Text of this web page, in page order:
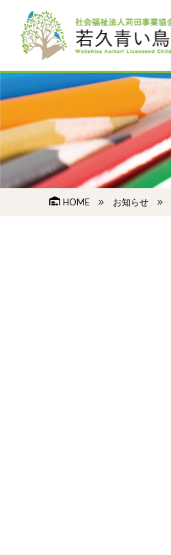
HOME お知らせ